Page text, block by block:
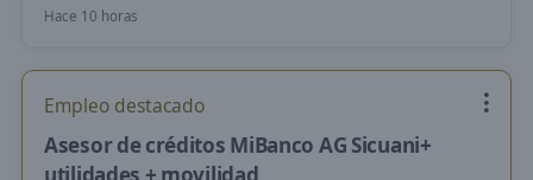
Hace 10 horas
Empleo destacado
Asesor de créditos MiBanco AG Sicuani+
utilidades + movilidad